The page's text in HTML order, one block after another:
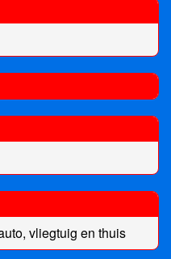
vliegtuig en thuis